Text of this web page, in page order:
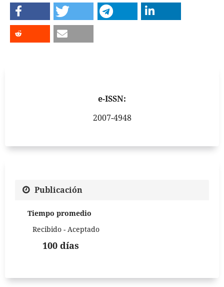
e-ISSN:
2007-4948
Publicación
Tiempo promedio
Recibido - Aceptado
100 días